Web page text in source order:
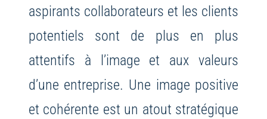
aspirants collaborateurs et les clients
potentiels sont de plus en plus
attentifs à l’image et aux valeurs
d’une entreprise. Une image positive
et cohérente est un atout stratégique